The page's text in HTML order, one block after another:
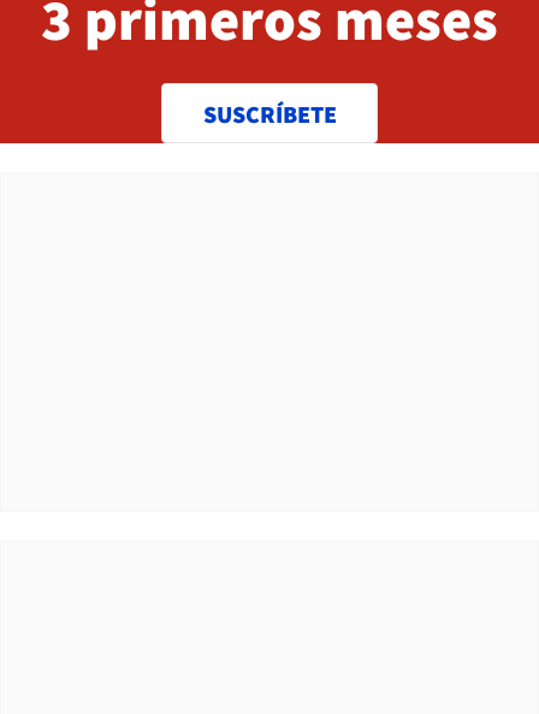
3 primeros meses
SUSCRÍBETE